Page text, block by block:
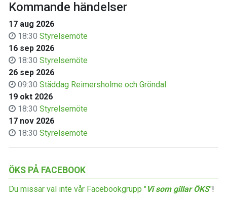
Kommande händelser
17 aug 2026
18:30 Styrelsemöte
16 sep 2026
18:30 Styrelsemöte
26 sep 2026
09:30 Städdag Reimersholme och Gröndal
19 okt 2026
18:30 Styrelsemöte
17 nov 2026
18:30 Styrelsemöte
ÖKS PÅ FACEBOOK
Du missar väl inte vår Facebookgrupp "Vi som gillar ÖKS"!